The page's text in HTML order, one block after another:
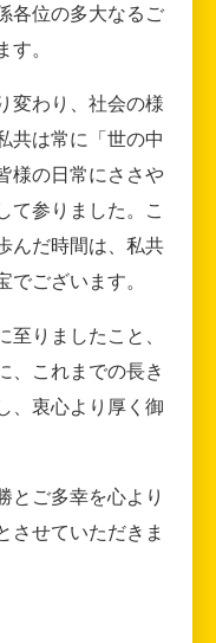
各位の多大なるご
。
変わり、社会の様
共は常に「世の中
様の日常にささや
て参りました。こ
んだ時間は、私共
ございます。
りましたこと、
、これまでの長き
、衷心より厚く御
とご多幸を心より
させていただきま